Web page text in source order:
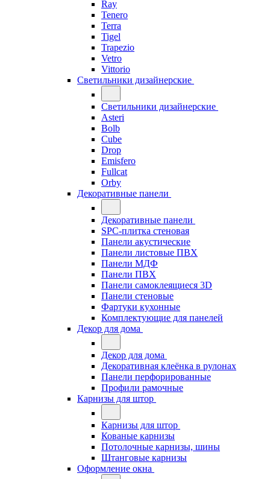
Ray
Tenero
Terra
Tigel
Trapezio
Vetro
Vittorio
Светильники дизайнерские
Светильники дизайнерские
Asteri
Bolb
Cube
Drop
Emisfero
Fullcat
Orby
Декоративные панели
Декоративные панели
SPC-плитка стеновая
Панели акустические
Панели листовые ПВХ
Панели МДФ
Панели ПВХ
Панели самоклеящиеся 3D
Панели стеновые
Фартуки кухонные
Комплектующие для панелей
Декор для дома
Декор для дома
Декоративная клеёнка в рулонах
Панели перфорированные
Профили рамочные
Карнизы для штор
Карнизы для штор
Кованые карнизы
Потолочные карнизы, шины
Штанговые карнизы
Оформление окна